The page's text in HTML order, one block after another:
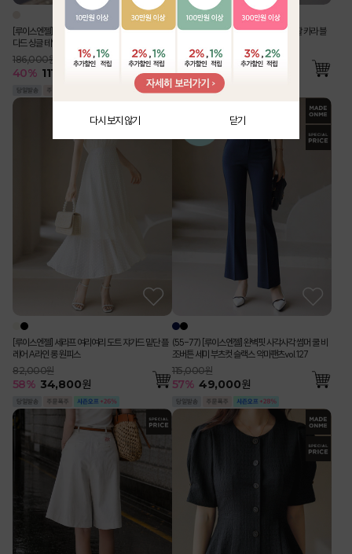
[루이스엔젤] 사각사각 린넨 라이크 벨트SET 스탠
다드 싱글 테일러드 자켓
186,000원
40% 111,500
[Theonme] 구김 Zero 링클 지지미 반팔 카라 블
76,000원
55% 34,500
[루이스엔젤] 세라프 여리여리 도트 쟈가드 밑단 플
레어 A라인 롱 원피스
82,000원
58% 34,800원
(55-77) [루이스엔젤] 완벽핏 사각사각 썸머 쿨 비
조버튼 세미 부츠컷 슬랙스 악마팬츠vol.127
115,000원
57% 49,000원
다시 보지 않기 닫기